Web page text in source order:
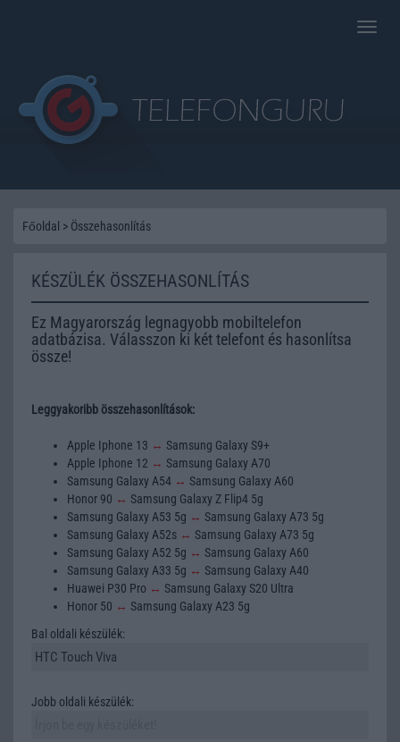
Toggle
Főoldal > Összehasonlítás
KÉSZÜLÉK ÖSSZEHASONLÍTÁS
Ez Magyarország legnagyobb mobiltelefon
adatbázisa. Válasszon ki két telefont és hasonlítsa
össze!
Leggyakoribb összehasonlítások:
Apple Iphone 13 ↔ Samsung Galaxy S9+
Apple Iphone 12 ↔ Samsung Galaxy A70
Samsung Galaxy A54 ↔ Samsung Galaxy A60
Honor 90 ↔ Samsung Galaxy Z Flip4 5g
Samsung Galaxy A53 5g ↔ Samsung Galaxy A73 5g
Samsung Galaxy A52s ↔ Samsung Galaxy A73 5g
Samsung Galaxy A52 5g ↔ Samsung Galaxy A60
Samsung Galaxy A33 5g ↔ Samsung Galaxy A40
Huawei P30 Pro ↔ Samsung Galaxy S20 Ultra
Honor 50 ↔ Samsung Galaxy A23 5g
Bal oldali készülék:
Jobb oldali készülék: